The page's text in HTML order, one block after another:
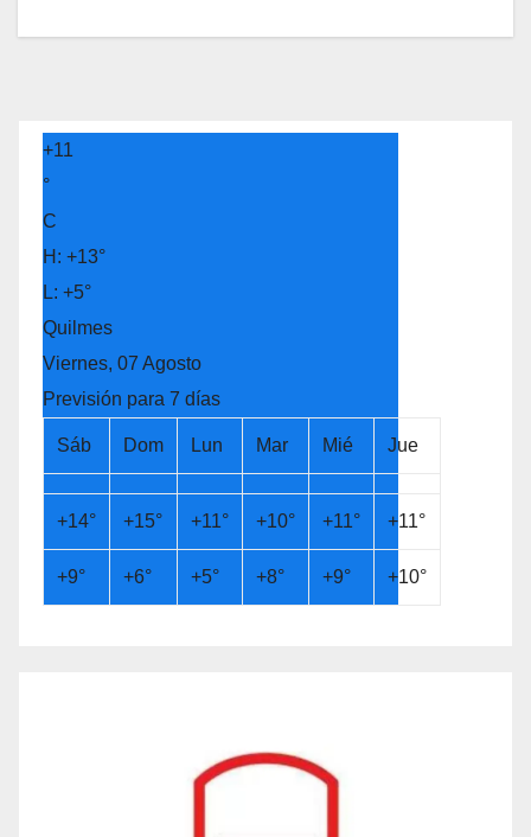
+11
°
C
H: +13°
L: +5°
Quilmes
Viernes, 07 Agosto
Previsión para 7 días
Sáb Dom Lun Mar Mié Jue
+14° +15° +11° +10° +11° +11°
+9° +6° +5° +8° +9° +10°